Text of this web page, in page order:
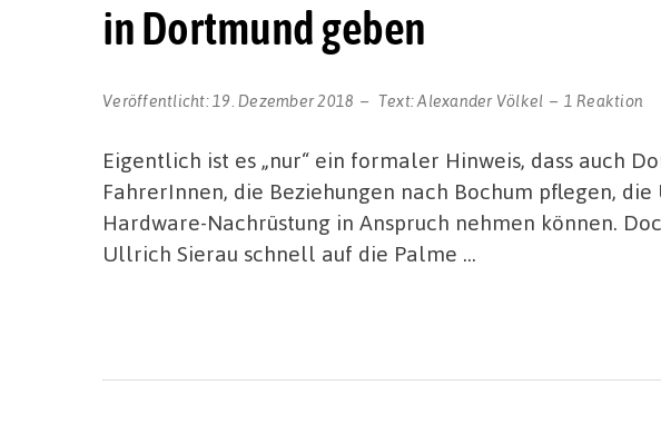
in Dortmund geben
Veröffentlicht: 19. Dezember 2018 Text:Alexander Völkel 1 Reaktion
Eigentlich ist es „nur“ ein formaler Hinweis, dass auch
FahrerInnen, die Beziehungen nach Bochum pflegen,
Hardware-Nachrüstung in Anspruch nehmen können.
Ullrich Sierau schnell auf die Palme …